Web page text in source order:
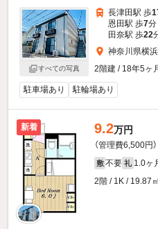
すべての写真
長津田駅 歩
恩田駅 歩7分
田奈駅 歩22
神奈川県横
2階建 / 18年5ヶ
駐車場あり 駐輪場あり
新着 9.2万円
（管理費6,500円）
敷 不要 礼 1.0ヶ
2階 / 1K / 19.87㎡